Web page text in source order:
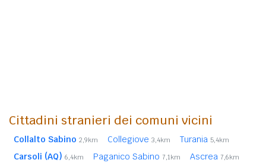
Cittadini stranieri dei comuni vicini
Collalto Sabino 2,9km Collegiove 3,4km Turania 5,4km
Carsoli (AQ) 6,4km Paganico Sabino 7,1km Ascrea 7,6km